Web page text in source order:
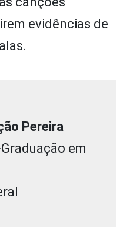
evidências de
Pereira
em